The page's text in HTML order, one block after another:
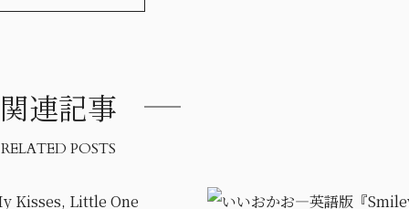
関連記事
RELATED POSTS